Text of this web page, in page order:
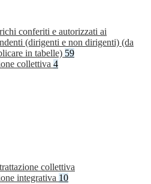
conferiti e autorizzati ai
(dirigenti e non dirigenti) (da
in tabelle) 59
collettiva 4
collettiva
integrativa 10